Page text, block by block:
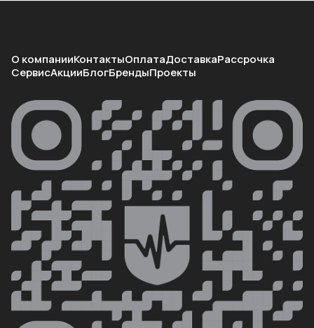
О компанииКонтактыОплатаДоставкаРассрочка
СервисАкцииБлогБрендыПроекты